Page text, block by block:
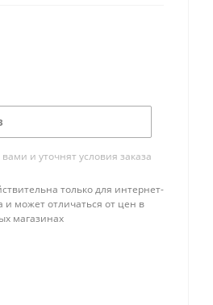
и уточнят условия заказа
только для интернет-
и может отличаться от цен в
магазинах